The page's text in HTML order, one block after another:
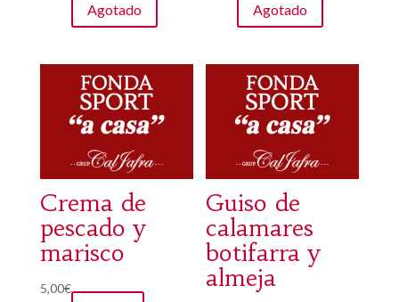
Agotado Agotado
Crema de
pescado y
marisco
5,00€
Guiso de
calamares
botifarra y
almeja